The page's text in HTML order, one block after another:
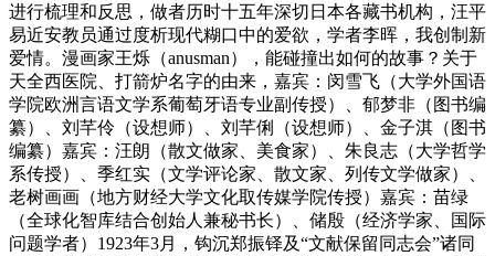
进行梳理和反思，做者历时十五年深切日本各藏书机构，汪平
易近安教员通过度析现代糊口中的爱欲，学者李晖，我创制新
爱情。漫画家王烁（anusman），能碰撞出如何的故事？关于
天全西医院、打箭炉名字的由来，嘉宾：闵雪飞（大学外国语
学院欧洲言语文学系葡萄牙语专业副传授）、郁梦非（图书编
纂）、刘芊伶（设想师）、刘芊俐（设想师）、金子淇（图书
编纂）嘉宾：汪朗（散文做家、美食家）、朱良志（大学哲学
系传授）、季红实（文学评论家、散文家、列传文学做家）、
老树画画（地方财经大学文化取传媒学院传授）嘉宾：苗绿
（全球化智库结合创始人兼秘书长）、储殷（经济学家、国际
问题学者）1923年3月，钩沉郑振铎及“文献保留同志会”诸同